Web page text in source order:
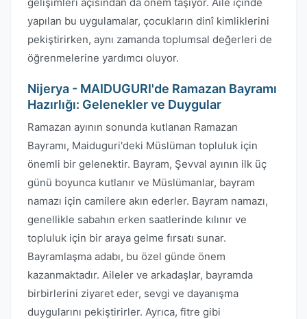
yapılan bu uygulamalar, çocukların dinî kimliklerini
pekiştirirken, aynı zamanda toplumsal değerleri de
öğrenmelerine yardımcı oluyor.
Nijerya - MAIDUGURI'de Ramazan Bayramı
Hazırlığı: Gelenekler ve Duygular
Ramazan ayının sonunda kutlanan Ramazan
Bayramı, Maiduguri'deki Müslüman topluluk için
önemli bir gelenektir. Bayram, Şevval ayının ilk üç
günü boyunca kutlanır ve Müslümanlar, bayram
namazı için camilere akın ederler. Bayram namazı,
genellikle sabahın erken saatlerinde kılınır ve
topluluk için bir araya gelme fırsatı sunar.
Bayramlaşma adabı, bu özel günde önem
kazanmaktadır. Aileler ve arkadaşlar, bayramda
birbirlerini ziyaret eder, sevgi ve dayanışma
duygularını pekiştirirler. Ayrıca, fitre gibi